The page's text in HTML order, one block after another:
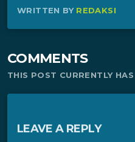
WRITTEN BY REDAKSI
COMMENTS
THIS POST CURRENTLY
LEAVE A REPLY